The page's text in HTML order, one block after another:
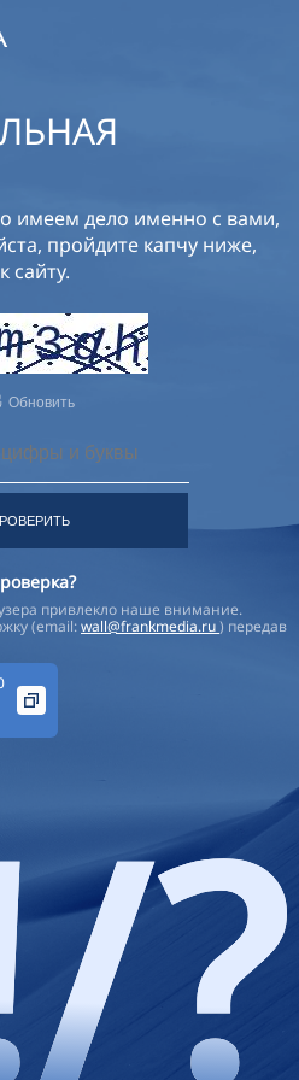
имеем дело именно с вами,
пройдите капчу ниже,
сайту.
Обновить
привлекло наше внимание.
(email:wall@frankmedia.ru) передав